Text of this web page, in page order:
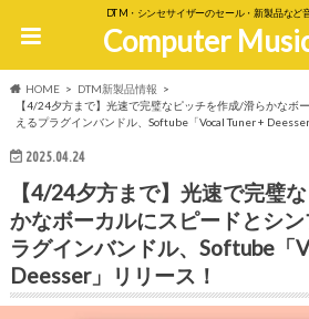
DTM・シンセサイザーのセール・新製品など
Computer
HOME
DTM新製品情報
【4/24夕方まで】光速で完璧なピッチを作成/滑らかなボ
えるプラグインバンドル、Softube「Vocal Tuner +
2025.04.24
【4/24夕方まで】光速で完璧
かなボーカルにスピードとシ
ラグインバンドル、Softube「
Deesser」リリース！